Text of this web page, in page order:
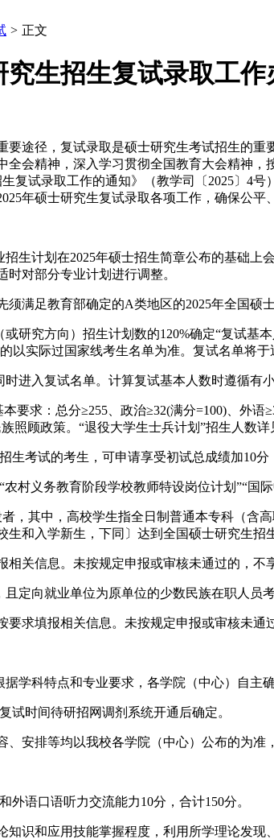
> 正文
生招生复试录取工作
途径，复试录取是硕士研究生考试招生的
会精神，深入学习贯彻全国教育大会精神
生复试录取工作的通知》（教学司〔2025〕
年硕士研究生复试录取各项工作，确保公平
生计划在2025年硕士招生简章公布的基础
对部分专业计划进行调整。
满足教育部确定的A类地区的2025年全国硕
研究方向）招生计划数的120%确定“复试
以实际过国家线考生名单为准。复试名单将
进入复试名单。计算复试基本人数时遵循有
要求：总分≥255、政治≥32(满分=100)、外
照顾政策。“退役大学生士兵计划”招生人数
考试的考生，可申请享受初试总成绩加10分
农村义务教育阶段学校教师特设岗位计划”“国
，其中，高校学生指全日制普通本专科（
和入学新生，下同〕达到全国硕士研究生招
关信息。未按规定申报或审核未通过的，不
定向就业单位为原单位的少数民族在职人员
求填报相关信息。未按规定申报或审核未通
学科特点和专业要求，各学院（中心）自
试时间待研招网调剂系统开通后确定。
安排等均以我校各学院（中心）公布的为准
外语口语听力交流能力10分，合计150分。
识和应用技能掌握程度，利用所学理论发